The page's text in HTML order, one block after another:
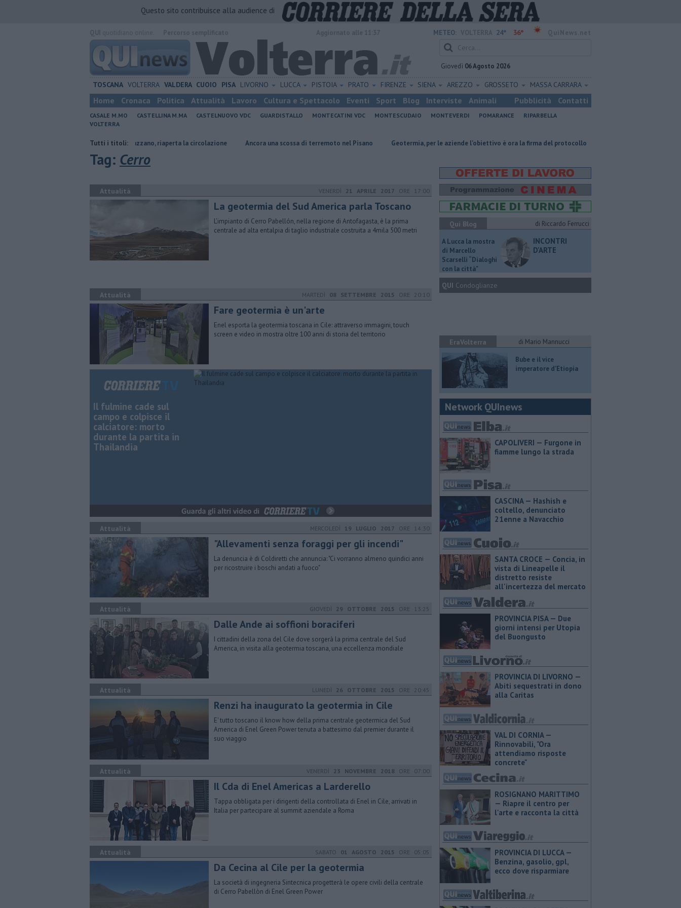
Questo sito contribuisce alla audience di
METEO: 24° 36°
Giovedì 06 Agosto 2026
TOSCANA VOLTERRA VALDERA CUOIO PISA LIVORNO LUCCA PISTOIA PRATO FIRENZE SIENA AREZZO GROSSETO MASSA CARRARA
Home Cronaca Politica Attualità Lavoro Cultura e Spettacolo Eventi Sport Blog Interviste Animali Pubblicità Contatti
CASALE M.MO CASTELLINA M.MA CASTELNUOVO VDC GUARDISTALLO MONTECATINI VDC MONTESCUDAIO MONTEVERDI POMARANCE
RIPARBELLA
VOLTERRA
Tutti i titoli:
Frana di Serrazzano, riaperta la circolazione Ancora una scossa di terremoto nel Pisano Geotermia, per le aziende l'obiettivo è ora la firma del protocollo Estemporanea di Pittura, decine di
Tag: Cerro
Attualità VENERDÌ 21 APRILE 2017 ORE 17:00
La geotermia del Sud America parla Toscano
L’impianto di Cerro Pabellón, nella regione di Antofagasta, è la prima
centrale ad alta entalpia di taglio industriale costruita a 4mila 500 metri
Attualità MARTEDÌ 08 SETTEMBRE 2015 ORE 20:10
Fare geotermia è un'arte
Enel esporta la geotermia toscana in Cile: attraverso immagini, touch
screen e video in mostra oltre 100 anni di storia del territorio
Il fulmine cade sul
campo e colpisce il
calciatore: morto
durante la partita in
Thailandia
Attualità MERCOLEDÌ 19 LUGLIO 2017 ORE 14:30
"Allevamenti senza foraggi per gli incendi"
La denuncia è di Coldiretti che annuncia: "Ci vorranno almeno quindici anni
per ricostruire i boschi andati a fuoco"
Attualità GIOVEDÌ 29 OTTOBRE 2015 ORE 13:25
Dalle Ande ai soffioni boraciferi
I cittadini della zona del Cile dove sorgerà la prima centrale del Sud
America, in visita alla geotermia toscana, una eccellenza mondiale
Attualità LUNEDÌ 26 OTTOBRE 2015 ORE 20:45
Renzi ha inaugurato la geotermia in Cile
E' tutto toscano il know how della prima centrale geotermica del Sud
America di Enel Green Power tenuta a battesimo dal premier durante il
suo viaggio
Attualità VENERDÌ 23 NOVEMBRE 2018 ORE 07:00
Il Cda di Enel Americas a Larderello
Tappa obbligata per i dirigenti della controllata di Enel in Cile, arrivati in
Italia per partecipare al summit aziendale a Roma
Attualità SABATO 01 AGOSTO 2015 ORE 05:05
Da Cecina al Cile per la geotermia
La società di ingegneria Sintecnica progetterà le opere civili della centrale
di Cerro Pabellòn di Enel Green Power
Qui Blog di Riccardo Ferrucci
A Lucca la mostra
di Marcello
Scarselli “Dialoghi
con la città"
INCONTRI
D'ARTE
QUI Condoglianze
EraVolterra di Mario Mannucci
​Bube e il vice
imperatore d'Etiopia
Network QUInews
CAPOLIVERI — Furgone in
fiamme lungo la strada
CASCINA — Hashish e
coltello, denunciato
21enne a Navacchio
SANTA CROCE — Concia, in
vista di Lineapelle il
distretto resiste
all'incertezza del mercato
PROVINCIA PISA — Due
giorni intensi per Utopia
del Buongusto
PROVINCIA DI LIVORNO —
Abiti sequestrati in dono
alla Caritas
VAL DI CORNIA —
Rinnovabili, "Ora
attendiamo risposte
concrete"
ROSIGNANO MARITTIMO
— Riapre il centro per
l'arte e racconta la città
PROVINCIA DI LUCCA — ​
Benzina, gasolio, gpl,
ecco dove risparmiare